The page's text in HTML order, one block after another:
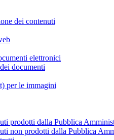
dei contenuti
elettronici
documenti
per le immagini
prodotti dalla Pubblica
non prodotti dalla Pubblica